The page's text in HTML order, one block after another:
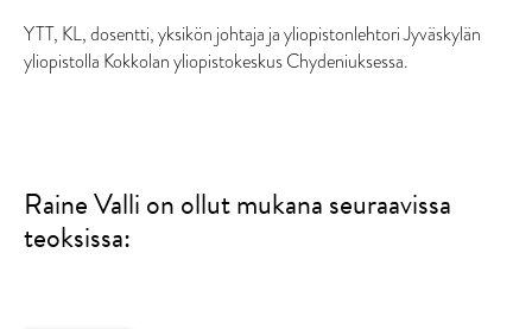
YTT, KL, dosentti, yksikön johtaja ja yliopistonlehtori Jyväskylän
yliopistolla Kokkolan yliopistokeskus Chydeniuksessa.
Raine Valli on ollut mukana seuraavissa
teoksissa: